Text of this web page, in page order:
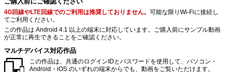
4G回線やLTE回線でのご利用は推奨しておりません。 可能な限りWi-Fiに接続し
てご利用ください。
この作品は Android 4.1 以上の端末に対応しています。ご購入前にサンプル動画
が正常に再生できることをご確認ください。
マルチデバイス対応作品
この作品は、共通のログインIDとパスワードを使用して、パソコン・
Android・iOS のいずれの端末からでも、動画をご覧いただけます。